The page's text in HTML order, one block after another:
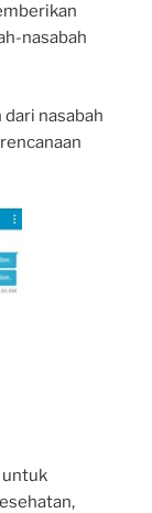
nasabah
nasabah
untuk